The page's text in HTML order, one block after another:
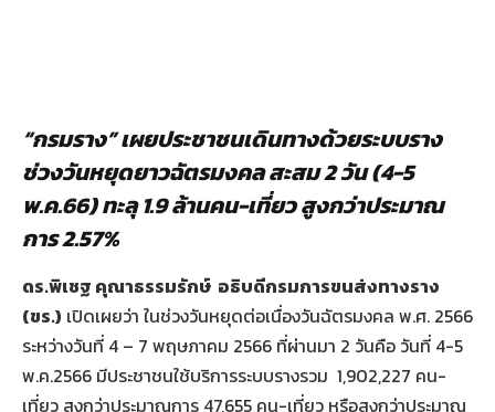
“กรมราง” เผยประชาชนเดินทางด้วยระบบราง
ช่วงวันหยุดยาวฉัตรมงคล สะสม 2 วัน (4-5
พ.ค.66) ทะลุ 1.9 ล้านคน-เที่ยว สูงกว่าประมาณ
การ 2.57%
ดร.พิเชฐ คุณาธรรมรักษ์ อธิบดีกรมการขนส่งทางราง
(ขร.) เปิดเผยว่า ในช่วงวันหยุดต่อเนื่องวันฉัตรมงคล พ.ศ. 2566
ระหว่างวันที่ 4 – 7 พฤษภาคม 2566 ที่ผ่านมา 2 วันคือ วันที่ 4-5
พ.ค.2566 มีประชาชนใช้บริการระบบรางรวม 1,902,227 คน-
เที่ยว สูงกว่าประมาณการ 47,655 คน-เที่ยว หรือสูงกว่าประมาณ